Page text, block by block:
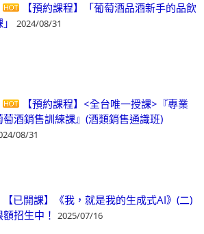
【預約課程】「葡萄酒品酒新手的品飲
2024/08/31
【預約課程】<全台唯一授課>『專業
萄酒銷售訓練課』(酒類銷售通識班)
08/31
【已開課】《我，就是我的生成式AI》(二)
額招生中！ 2025/07/16